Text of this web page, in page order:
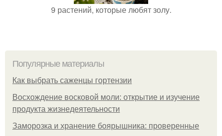
9 растений, которые любят золу.
Популярные материалы
Как выбрать саженцы гортензии
Восхождение восковой моли: открытие и изучение
продукта жизнедеятельности
Заморозка и хранение боярышника: проверенные